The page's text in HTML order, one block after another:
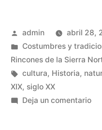
a
la
Sierra
Publicado
por
admin
abril 28,
Publicado
en
Costumbres y
Rincones de la Sierra
Etiquetas:
cultura, Historia,
XIX, siglo XX
Deja un comentarioen